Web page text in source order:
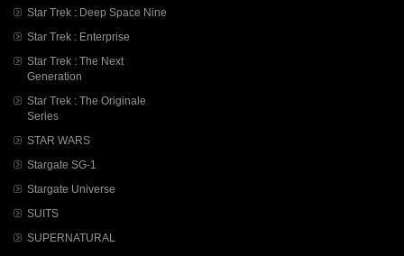
Star Trek : Deep Space Nine
Star Trek : Enterprise
Star Trek : The Next
Generation
Star Trek : The Originale
Series
STAR WARS
Stargate SG-1
Stargate Universe
SUITS
SUPERNATURAL